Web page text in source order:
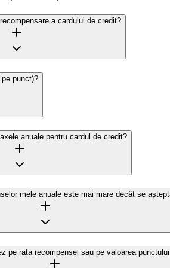
a cardului de credit?
punct)?
anuale pentru cardul de credit?
mele anuale este mai mare decât se
pe rata recompensei sau pe valoarea